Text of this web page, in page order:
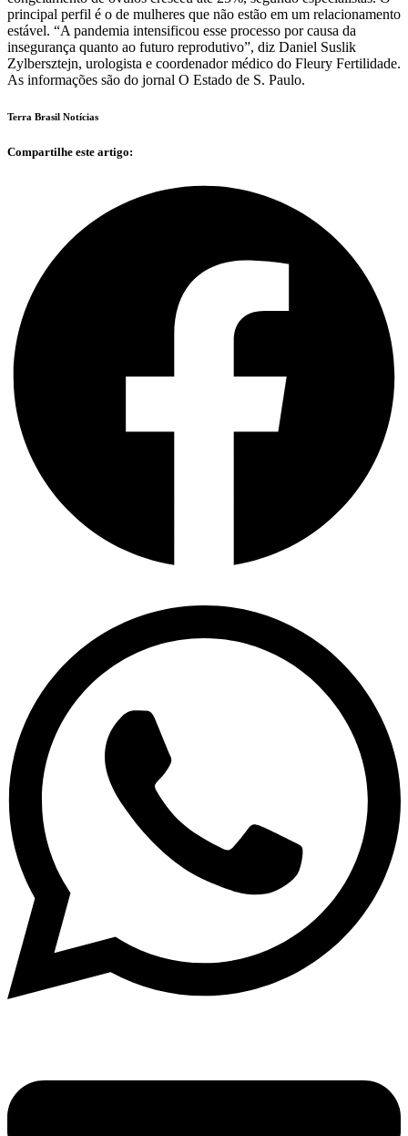
principal perfil é o de mulheres que não estão em um relacionamento
estável. “A pandemia intensificou esse processo por causa da
insegurança quanto ao futuro reprodutivo”, diz Daniel Suslik
Zylbersztejn, urologista e coordenador médico do Fleury Fertilidade.
As informações são do jornal O Estado de S. Paulo.
Terra Brasil Notícias
Compartilhe este artigo: